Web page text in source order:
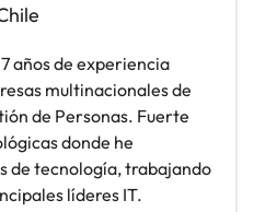
años de experiencia
multinacionales de
de Personas. Fuerte
donde he
de tecnología, trabajando
líderes IT.